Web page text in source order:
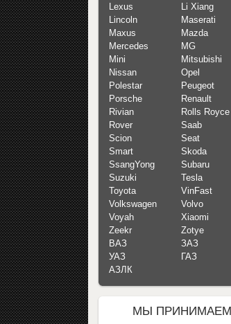
Lexus
Li Xiang
Lincoln
Maserati
Maxus
Mazda
Mercedes
MG
Mini
Mitsubishi
Nissan
Opel
Polestar
Peugeot
Porsche
Renault
Rivian
Rolls Royce
Rover
Saab
Scion
Seat
Smart
Skoda
SsangYong
Subaru
Suzuki
Tesla
Toyota
VinFast
Volkswagen
Volvo
Voyah
Xiaomi
Zeekr
Zotye
ВАЗ
ЗАЗ
УАЗ
ГАЗ
АЗЛК
МЫ ПРИНИМАЕМ